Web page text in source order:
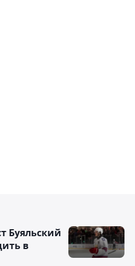
Буяльский
в